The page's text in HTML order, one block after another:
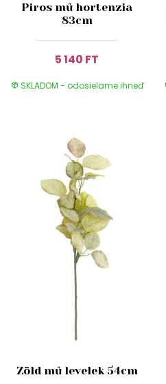
Piros mű hortenzia
83cm
5 140 FT
SKLADOM - odosielame ihneď
Zöld mű levelek 54cm